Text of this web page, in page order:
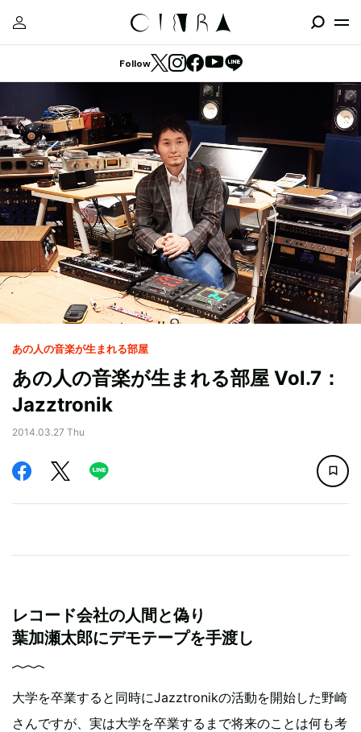
Follow
あの人の音楽が生まれる部屋
あの人の音楽が生まれる部屋 Vol.7：
Jazztronik
2014.03.27 Thu
レコード会社の人間と偽り
葉加瀬太郎にデモテープを手渡し
大学を卒業すると同時にJazztronikの活動を開始した野崎
さんですが、実は大学を卒業するまで将来のことは何も考